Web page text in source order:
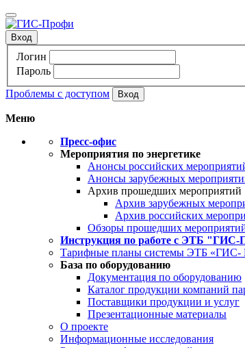
Вход
Логин
Пароль
Проблемы с доступом
Меню
Пресс-офис
Мероприятия по энергетике
Анонсы российских
Анонсы зарубежных
Архив прошедших мероприятий
Архив зарубежных
Архив российских
Обзоры прошедших
Инструкция по работе с ЭТБ "ГИС-
Тарифные планы системы ЭТБ «ГИС-
База по оборудованию
Документация по оборудованию
Каталог продукции компаний
Поставщики продукции и услуг
Презентационные материалы
О проекте
Информационные исследования